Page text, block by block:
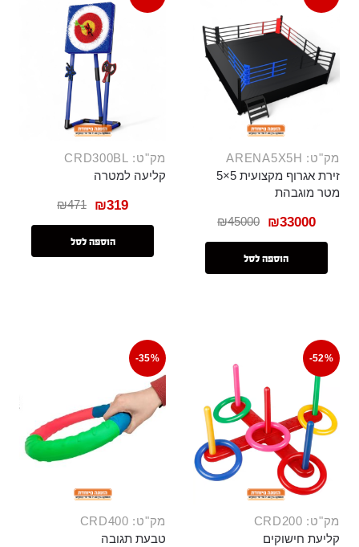
מק"ט: ARENA5X5H
זירת אגרוף מקצועית 5×5
מטר מוגבהת
₪45000 ₪33000
הוספה לסל
מק"ט: CRD300BL
קליעה למטרה
₪471 ₪319
הוספה לסל
-52%
מק"ט: CRD200
קליעת חישוקים
-35%
מק"ט: CRD400
טבעת תגובה